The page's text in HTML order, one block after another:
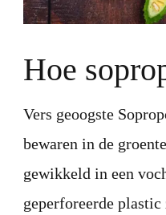
Hoe
Vers geoogste
bewaren in de
gewikkeld in een
geperforeerde